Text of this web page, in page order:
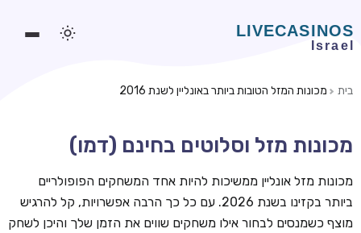
משחקים חינמיים
סלוטים אונליין
מדריכי קזינו
בית מכונות המזל הטובות ביותר באונליין לשנת 2016
מכונות מזל וסלוטים בחינם (דמו)
מכונות מזל אונליין ממשיכות להיות אחד המשחקים הפופולריים
ביותר בקזינו בשנת 2026. עם כל כך הרבה אפשרויות, קל להרגיש
מוצף כשמנסים לבחור אילו משחקים שווים את הזמן שלך והיכן לשחק